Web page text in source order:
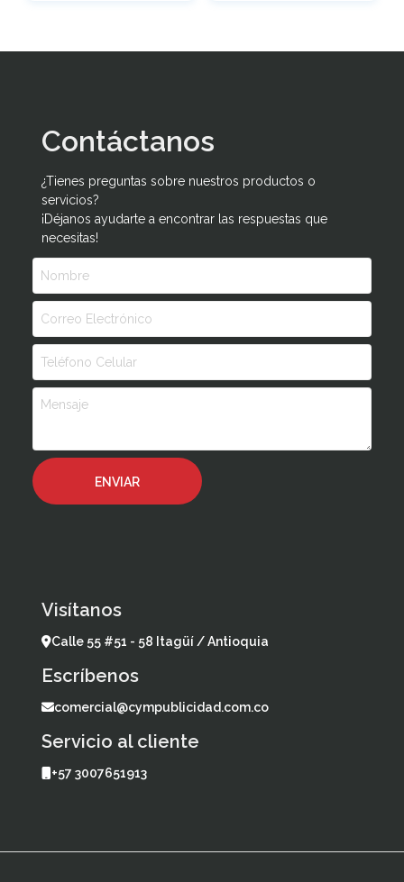
Contáctanos
¿Tienes preguntas sobre nuestros productos o
servicios?
¡Déjanos ayudarte a encontrar las respuestas que
necesitas!
Visítanos
Calle 55 #51 - 58 Itagüí / Antioquia
Escríbenos
comercial@cympublicidad.com.co
Servicio al cliente
+57 3007651913